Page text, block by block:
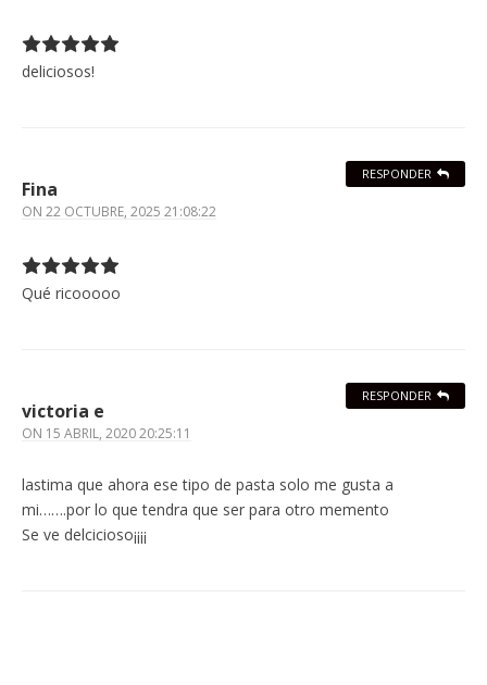
deliciosos!
Fina
ON 22 OCTUBRE, 2025 21:08:22
Qué ricooooo
RESPONDER
victoria e
ON 15 ABRIL, 2020 20:25:11
lastima que ahora ese tipo de pasta solo me gusta a
mi…….por lo que tendra que ser para otro memento
Se ve delcicioso¡¡¡¡
RESPONDER